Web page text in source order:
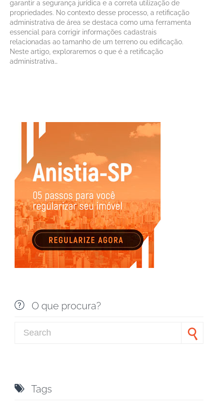
garantir a segurança jurídica e a correta utilização de
propriedades. No contexto desse processo, a retificação
administrativa de área se destaca como uma ferramenta
essencial para corrigir informações cadastrais
relacionadas ao tamanho de um terreno ou edificação.
Neste artigo, exploraremos o que é a retificação
administrativa…
 O que procura?
 Tags